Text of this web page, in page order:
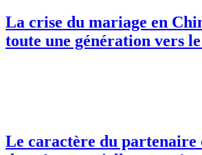
La crise du mariage en
toute une génération vers
Le caractère du partenaire